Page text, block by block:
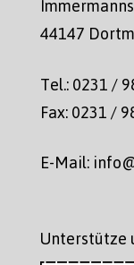
44147
Tel.: 0231 /
Fax: 0231 /
E-Mail:
Unterstütze